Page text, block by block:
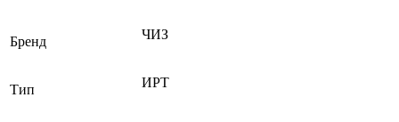
Бренд ЧИЗ
Тип ИРТ